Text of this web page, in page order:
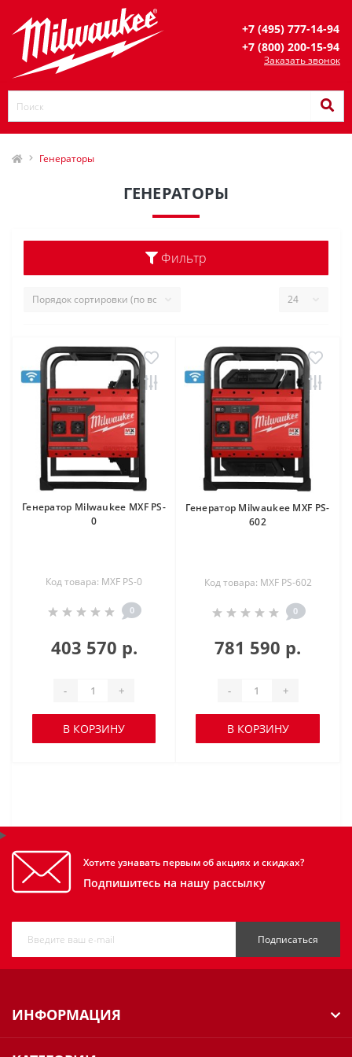
+7 (495) 777-14-94
+7 (800) 200-15-94
Заказать звонок
Генераторы
ГЕНЕРАТОРЫ
Фильтр
Генератор Milwaukee MXF PS-
0
Код товара: MXF PS-0
0
403 570 р.
- +
В КОРЗИНУ
Генератор Milwaukee MXF PS-
602
Код товара: MXF PS-602
0
781 590 р.
- +
В КОРЗИНУ
Хотите узнавать первым об акциях и скидках?
Подпишитесь на нашу рассылку
Подписаться
ИНФОРМАЦИЯ